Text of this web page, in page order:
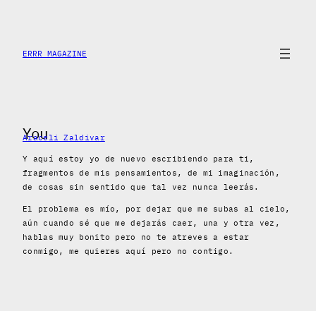
content
ERRR MAGAZINE
You
Araceli Zaldivar
Y aquí estoy yo de nuevo escribiendo para ti,
fragmentos de mis pensamientos, de mi imaginación,
de cosas sin sentido que tal vez nunca leerás.
El problema es mío, por dejar que me subas al cielo,
aún cuando sé que me dejarás caer, una y otra vez,
hablas muy bonito pero no te atreves a estar
conmigo, me quieres aquí pero no contigo.